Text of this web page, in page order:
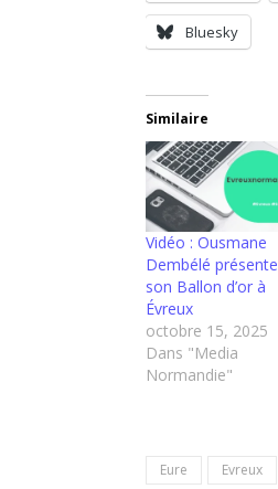
Bluesky
Similaire
Vidéo : Ousmane
Dembélé présente
son Ballon d’or à
Évreux
octobre 15, 2025
Dans "Media
Normandie"
Eure Evreux